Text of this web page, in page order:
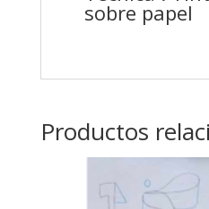
sobre papel
Productos